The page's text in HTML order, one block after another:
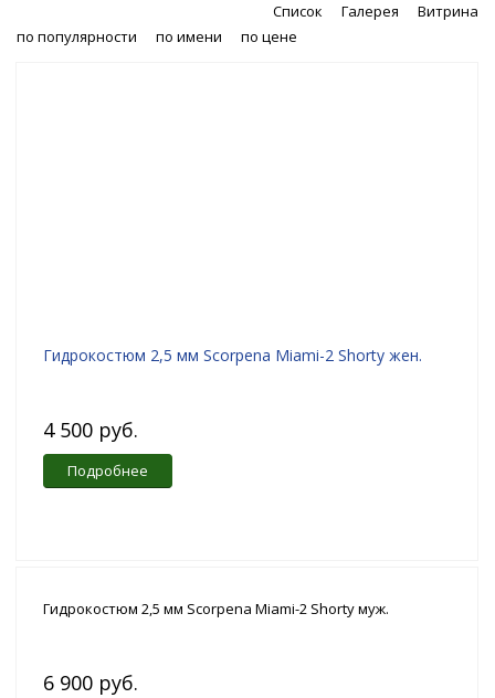
Список Галерея
Витрина
по популярности
по имени по цене
Гидрокостюм 2,5 мм Scorpena Miami-2 Shorty жен.
4 500 руб.
Подробнее
Гидрокостюм 2,5 мм Scorpena Miami-2 Shorty муж.
6 900 руб.